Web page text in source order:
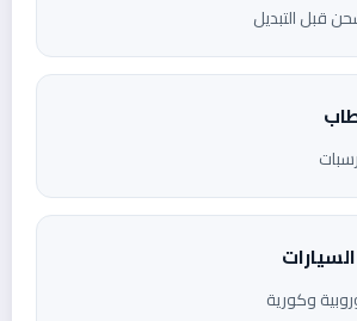
قبل التبديل
وكورية